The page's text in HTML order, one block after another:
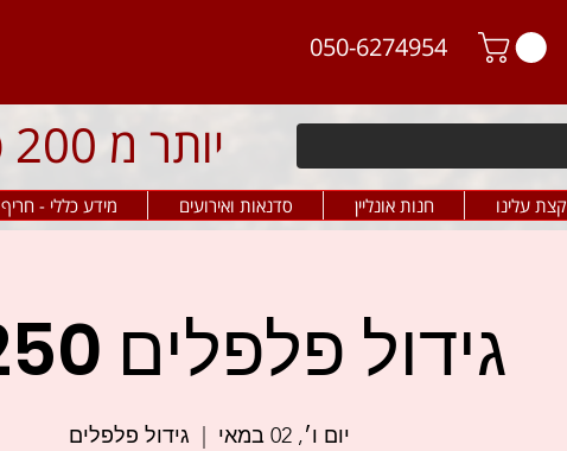
050-6274954
קצת עלינו חנות אונליין סדנאות ואירועים מידע כללי - חריף
גידול פלפלים 250‏₪
יום ו׳, 02 במאי גידול פלפלים